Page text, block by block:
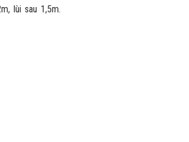
lùi sau 1,5m.